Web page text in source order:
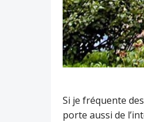
Si je fréquente
porte aussi de